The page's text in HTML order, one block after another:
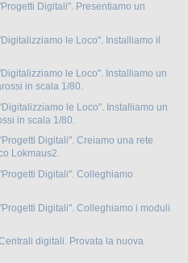
Digitali". Presentiamo un
le Loco". Installiamo il
le Loco". Installiamo un
in scala 1/80.
le Loco". Installiamo un
in scala 1/80.
Digitali". Creiamo una rete
Lokmaus2.
Digitali". Colleghiamo
Digitali". Colleghiamo i moduli
digitali. Provata la nuova